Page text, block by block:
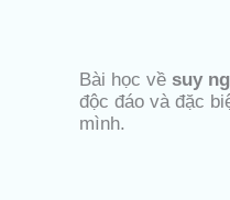
Bài học về suy
độc đáo và đặc
mình.